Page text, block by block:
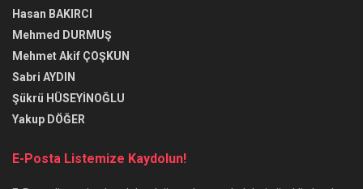
Hasan BAKIRCI
Mehmed DURMUŞ
Mehmet Akif ÇOŞKUN
Sabri AYDIN
Şükrü HÜSEYİNOĞLU
Yakup DÖĞER
E-Posta Listemize Kaydolun!